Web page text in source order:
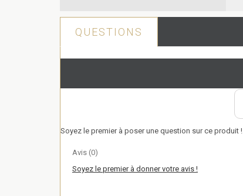
QUESTIONS
Soyez le premier à poser une question sur ce produit !
Avis (0)
Soyez le premier à donner votre avis !